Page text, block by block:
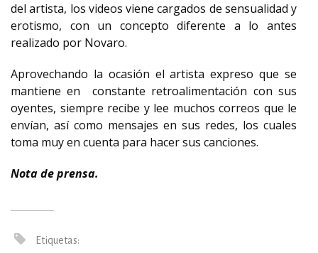
del artista, los videos viene cargados de sensualidad y
erotismo, con un concepto diferente a lo antes
realizado por Novaro.
Aprovechando la ocasión el artista expreso que se
mantiene en constante retroalimentación con sus
oyentes, siempre recibe y lee muchos correos que le
envían, así como mensajes en sus redes, los cuales
toma muy en cuenta para hacer sus canciones.
Nota de prensa.
Etiquetas: